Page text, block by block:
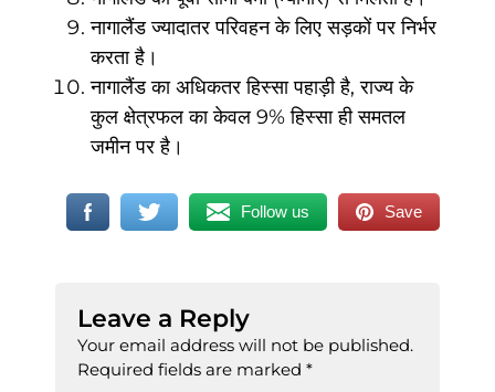
नागालैंड ज्यादातर परिवहन के लिए सड़कों पर निर्भर
करता है।
नागालैंड का अधिकतर हिस्सा पहाड़ी है, राज्य के
कुल क्षेत्रफल का केवल 9% हिस्सा ही समतल
जमीन पर है।
Follow us Save
Leave a Reply
Your email address will not be published.
Required fields are marked *